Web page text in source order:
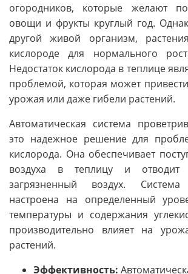
огородников, которые желают
овощи и фрукты круглый год.
другой живой организм,
кислороде для нормального
Недостаток кислорода в теплице
проблемой, которая может
урожая или даже гибели растений.
Автоматическая система
это надежное решение для
кислорода. Она обеспечивает
воздуха в теплицу и отводит
загрязненный воздух.
настроена на определенный
температуры и содержания
производительно влияет на
растений.
Эффективность: